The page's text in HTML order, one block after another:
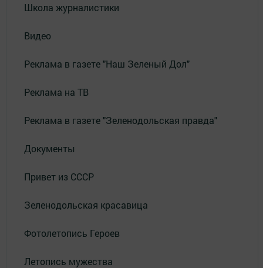
Школа журналистики
Видео
Реклама в газете "Наш Зеленый Дол"
Реклама на ТВ
Реклама в газете "Зеленодольская правда"
Документы
Привет из СССР
Зеленодольская красавица
Фотолетопись Героев
Летопись мужества